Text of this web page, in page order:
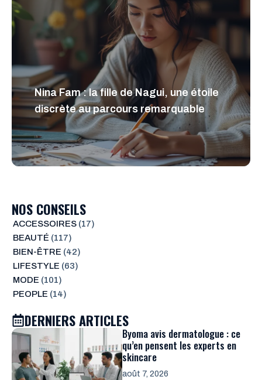
Nina Fam : la fille de Nagui, une étoile
discrète au parcours remarquable
NOS CONSEILS
ACCESSOIRES(17)
BEAUTÉ (117)
BIEN-ÊTRE (42)
LIFESTYLE (63)
MODE (101)
PEOPLE (14)
DERNIERS ARTICLES
Byoma avis dermatologue : ce
qu’en pensent les experts en
skincare
août 7, 2026